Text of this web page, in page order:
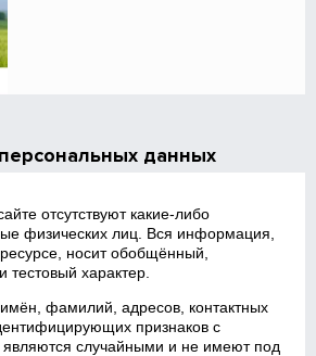
данных
отсутствуют какие‑либо
физических лиц. Вся информация,
носит обобщённый,
характер.
фамилий, адресов, контактных
признаков с
случайными и не имеют под